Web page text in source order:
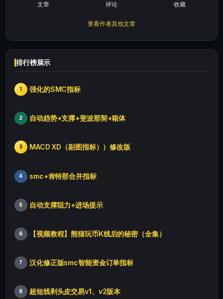
文章 评论 收藏
查看作者其他文章
排行榜展示
1 强化的SMC指标
2 自动趋势+支撑+斐波那契+箱体
3 MACD XD（副图指标））修改版
4 smc+肯特那合并指标
5 自动支撑阻力+进场提示
6 【视频教程】熊猫玩币K线后的秘密（全集）
7 汉化修正版smc智能资金订单指标
8 超短线剥头皮交易v1、v2版本